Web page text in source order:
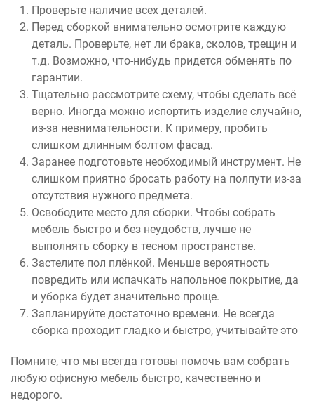
Проверьте наличие всех деталей.
Перед сборкой внимательно осмотрите каждую
деталь. Проверьте, нет ли брака, сколов, трещин и
т.д. Возможно, что-нибудь придется обменять по
гарантии.
Тщательно рассмотрите схему, чтобы сделать всё
верно. Иногда можно испортить изделие случайно,
из-за невнимательности. К примеру, пробить
слишком длинным болтом фасад.
Заранее подготовьте необходимый инструмент. Не
слишком приятно бросать работу на полпути из-за
отсутствия нужного предмета.
Освободите место для сборки. Чтобы собрать
мебель быстро и без неудобств, лучше не
выполнять сборку в тесном пространстве.
Застелите пол плёнкой. Меньше вероятность
повредить или испачкать напольное покрытие, да
и уборка будет значительно проще.
Запланируйте достаточно времени. Не всегда
сборка проходит гладко и быстро, учитывайте это
Помните, что мы всегда готовы помочь вам собрать
любую офисную мебель быстро, качественно и
недорого.